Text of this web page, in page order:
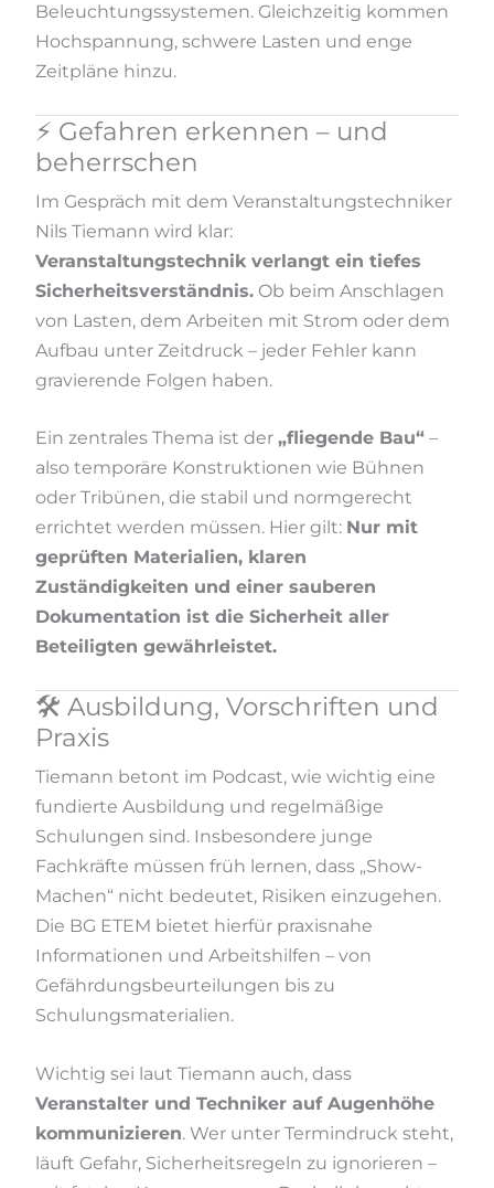
Beleuchtungssystemen. Gleichzeitig kommen
Hochspannung, schwere Lasten und enge
Zeitpläne hinzu.
⚡ Gefahren erkennen – und
beherrschen
Im Gespräch mit dem Veranstaltungstechniker
Nils Tiemann wird klar:
Veranstaltungstechnik verlangt ein tiefes
Sicherheitsverständnis. Ob beim Anschlagen
von Lasten, dem Arbeiten mit Strom oder dem
Aufbau unter Zeitdruck – jeder Fehler kann
gravierende Folgen haben.
Ein zentrales Thema ist der „fliegende Bau“ –
also temporäre Konstruktionen wie Bühnen
oder Tribünen, die stabil und normgerecht
errichtet werden müssen. Hier gilt: Nur mit
geprüften Materialien, klaren
Zuständigkeiten und einer sauberen
Dokumentation ist die Sicherheit aller
Beteiligten gewährleistet.
🛠 Ausbildung, Vorschriften und
Praxis
Tiemann betont im Podcast, wie wichtig eine
fundierte Ausbildung und regelmäßige
Schulungen sind. Insbesondere junge
Fachkräfte müssen früh lernen, dass „Show-
Machen“ nicht bedeutet, Risiken einzugehen.
Die BG ETEM bietet hierfür praxisnahe
Informationen und Arbeitshilfen – von
Gefährdungsbeurteilungen bis zu
Schulungsmaterialien.
Wichtig sei laut Tiemann auch, dass
Veranstalter und Techniker auf Augenhöhe
kommunizieren. Wer unter Termindruck steht,
läuft Gefahr, Sicherheitsregeln zu ignorieren –